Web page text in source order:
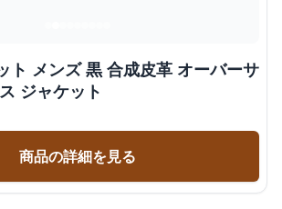
ト メンズ 黒 合成皮革 オーバーサ
ジャケット
商品の詳細を見る